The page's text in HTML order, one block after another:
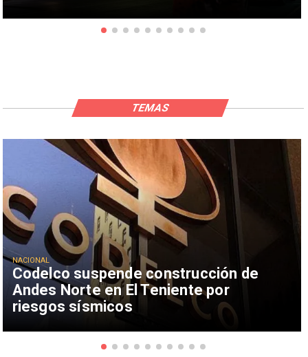
Codelco suspende construcción de
Andes Norte en El Teniente por
riesgos sísmicos
NACIONAL
TEMAS